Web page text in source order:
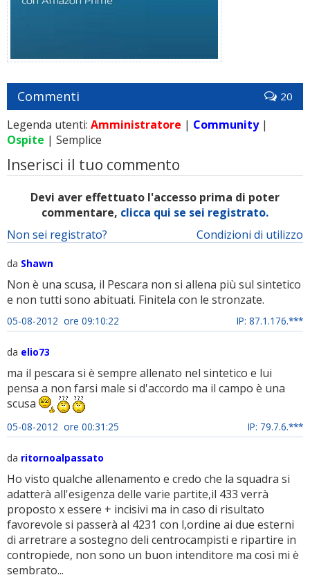
Commenti 20
Legenda utenti: Amministratore | Community|
Ospite | Semplice
Inserisci il tuo commento
Devi aver effettuato l'accesso prima di poter
commentare, clicca qui se sei registrato.
Condizioni di utilizzo
Non sei registrato?
da Shawn
Non è una scusa, il Pescara non si allena più sul sintetico
e non tutti sono abituati. Finitela con le stronzate.
05-08-2012 ore 09:10:22 IP: 87.1.176.***
da elio73
ma il pescara si è sempre allenato nel sintetico e lui
pensa a non farsi male si d'accordo ma il campo è una
scusa
05-08-2012 ore 00:31:25 IP: 79.7.6.***
da ritornoalpassato
Ho visto qualche allenamento e credo che la squadra si
adatterà all'esigenza delle varie partite,il 433 verrà
proposto x essere + incisivi ma in caso di risultato
favorevole si passerà al 4231 con l,ordine ai due esterni
di arretrare a sostegno deli centrocampisti e ripartire in
contropiede, non sono un buon intenditore ma così mi è
sembrato...